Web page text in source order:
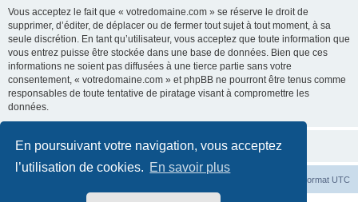
En poursuivant votre navigation, vous acceptez
l’utilisation de cookies. En savoir plus
Vous acceptez le fait que « votredomaine.com » se réserve le droit de
supprimer, d’éditer, de déplacer ou de fermer tout sujet à tout moment, à sa
seule discrétion. En tant qu’utilisateur, vous acceptez que toute information que
vous entrez puisse être stockée dans une base de données. Bien que ces
informations ne soient pas diffusées à une tierce partie sans votre
consentement, « votredomaine.com » et phpBB ne pourront être tenus comme
responsables de toute tentative de piratage visant à compromettre les
données.
Heures au format UTC